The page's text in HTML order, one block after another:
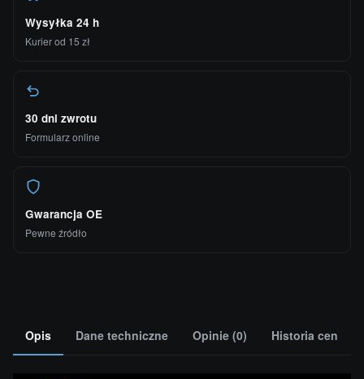
Wysyłka 24 h
Kurier od 15 zł
30 dni zwrotu
Formularz online
Gwarancja OE
Pewne źródło
Opis Dane techniczne Opinie (0) Historia cen